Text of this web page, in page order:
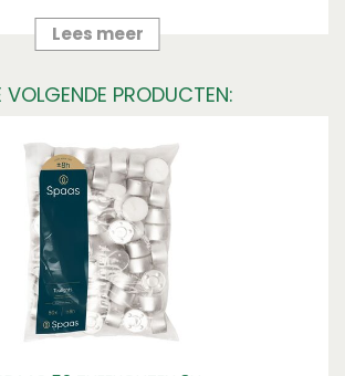
Lees meer
VOLGENDE PRODUCTEN: